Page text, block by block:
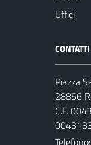
Uffici
CONTATTI
Piazza
28856
C.F.
Telefono: